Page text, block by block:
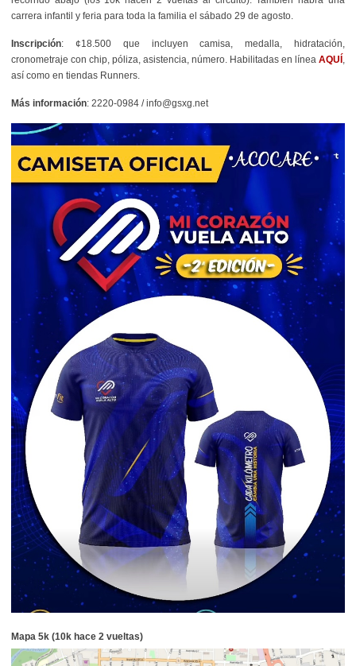
carrera infantil y feria para toda la familia el sábado 29 de agosto.
Inscripción: ¢18.500 que incluyen camisa, medalla, hidratación,
cronometraje con chip, póliza, asistencia, número. Habilitadas en línea AQUÍ
así como en tiendas Runners.
Más información: 2220-0984 / info@gsxg.net
Mapa 5k (10k hace 2 vueltas)